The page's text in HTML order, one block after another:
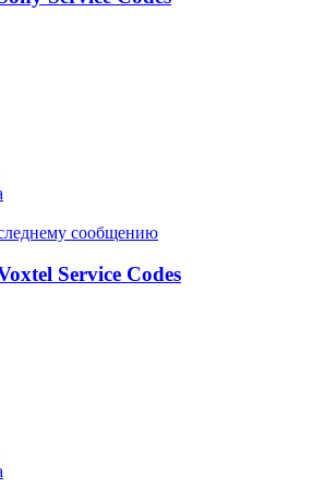
Service Codes